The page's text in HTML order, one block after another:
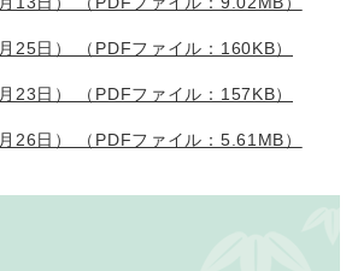
25日） （PDFファイル：160KB）
23日） （PDFファイル：157KB）
26日） （PDFファイル：5.61MB）